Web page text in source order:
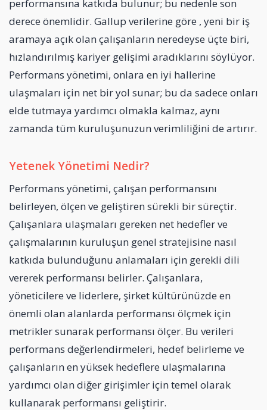
performansına katkıda bulunur; bu nedenle son
derece önemlidir. Gallup verilerine göre , yeni bir iş
aramaya açık olan çalışanların neredeyse üçte biri,
hızlandırılmış kariyer gelişimi aradıklarını söylüyor.
Performans yönetimi, onlara en iyi hallerine
ulaşmaları için net bir yol sunar; bu da sadece onları
elde tutmaya yardımcı olmakla kalmaz, aynı
zamanda tüm kuruluşunuzun verimliliğini de artırır.
Yetenek Yönetimi Nedir?
Performans yönetimi, çalışan performansını
belirleyen, ölçen ve geliştiren sürekli bir süreçtir.
Çalışanlara ulaşmaları gereken net hedefler ve
çalışmalarının kuruluşun genel stratejisine nasıl
katkıda bulunduğunu anlamaları için gerekli dili
vererek performansı belirler. Çalışanlara,
yöneticilere ve liderlere, şirket kültürünüzde en
önemli olan alanlarda performansı ölçmek için
metrikler sunarak performansı ölçer. Bu verileri
performans değerlendirmeleri, hedef belirleme ve
çalışanların en yüksek hedeflere ulaşmalarına
yardımcı olan diğer girişimler için temel olarak
kullanarak performansı geliştirir.